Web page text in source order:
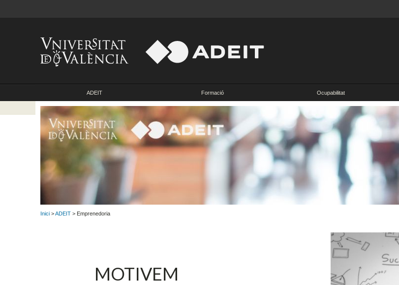
ADEIT Formació Ocupabilitat
Inici >ADEIT > Emprenedoria
MOTIVEM